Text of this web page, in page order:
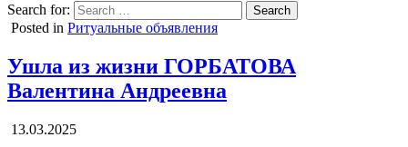
Search for:
Posted in Ритуальные объявления
Ушла из жизни ГОРБАТОВА
Валентина Андреевна
13.03.2025